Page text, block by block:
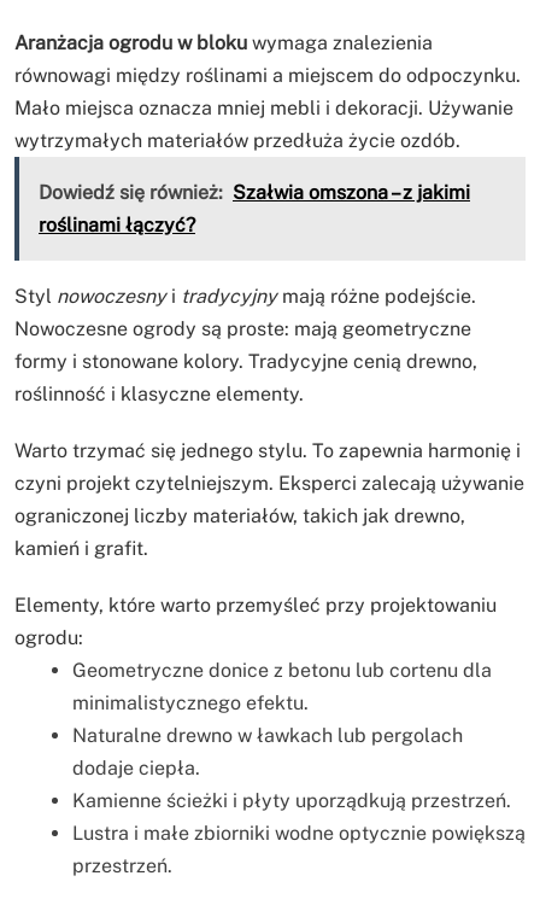
Aranżacja ogrodu w bloku wymaga znalezienia
równowagi między roślinami a miejscem do odpoczynku.
Mało miejsca oznacza mniej mebli i dekoracji. Używanie
wytrzymałych materiałów przedłuża życie ozdób.
Dowiedź się również: Szałwia omszona – z jakimi
roślinami łączyć?
Styl nowoczesnyi tradycyjnymają różne podejście.
Nowoczesne ogrody są proste: mają geometryczne
formy i stonowane kolory. Tradycyjne cenią drewno,
roślinność i klasyczne elementy.
Warto trzymać się jednego stylu. To zapewnia harmonię i
czyni projekt czytelniejszym. Eksperci zalecają używanie
ograniczonej liczby materiałów, takich jak drewno,
kamień i grafit.
Elementy, które warto przemyśleć przy projektowaniu
ogrodu:
Geometryczne donice z betonu lub cortenu dla
minimalistycznego efektu.
Naturalne drewno w ławkach lub pergolach
dodaje ciepła.
Kamienne ścieżki i płyty uporządkują przestrzeń.
Lustra i małe zbiorniki wodne optycznie powiększą
przestrzeń.